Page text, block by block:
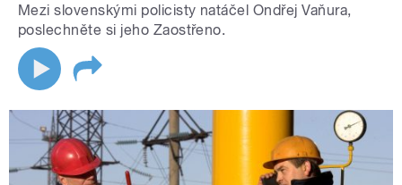
Mezi slovenskými policisty natáčel Ondřej Vaňura,
poslechněte si jeho Zaostřeno.